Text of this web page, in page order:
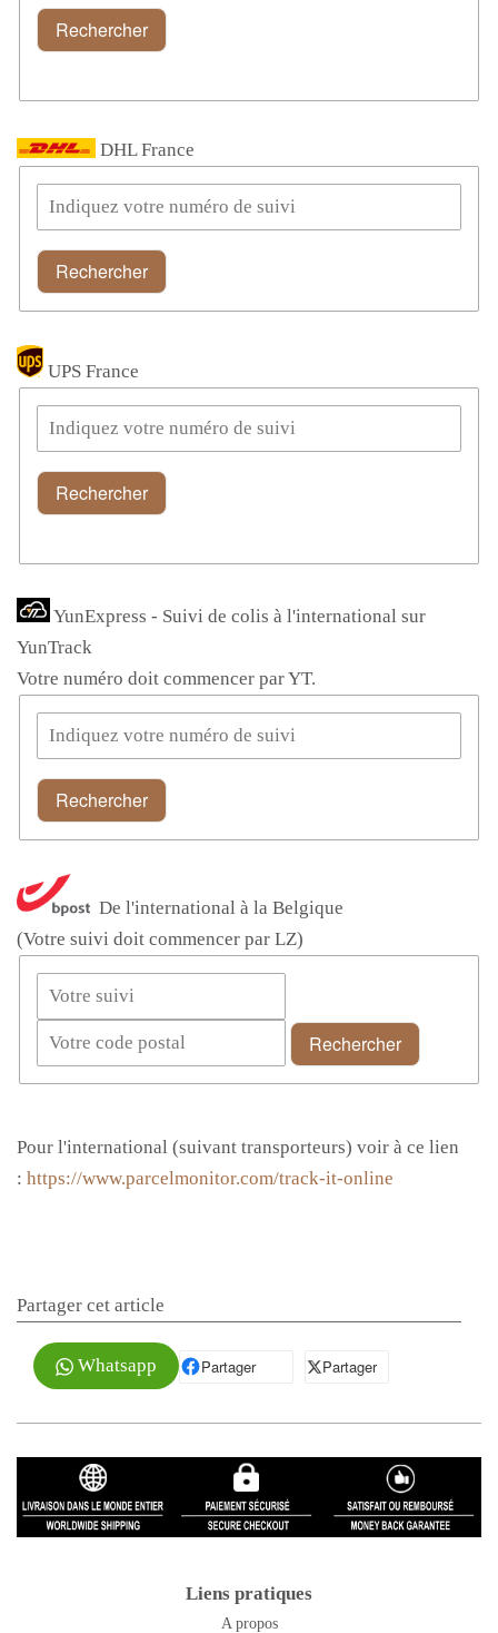
DHL France
Rechercher
UPS France
YunExpress - Suivi de colis à l'international sur
YunTrack
Votre numéro doit commencer par YT.
Rechercher
De l'international à la Belgique
(Votre suivi doit commencer par LZ)
Rechercher
Pour l'international (suivant transporteurs) voir à ce lien
: https://www.parcelmonitor.com/track-it-online
Partager cet article
Whatsapp PartagerPartager sur Facebook
Partager
Partager sur X
Liens pratiques
A propos